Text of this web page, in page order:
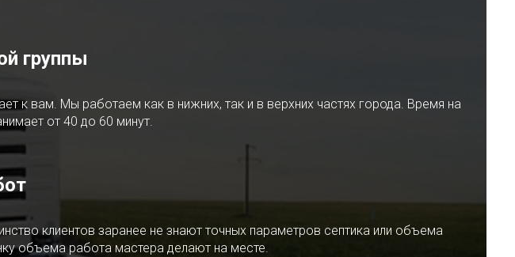
группы
к вам. Мы работаем как в нижних, так и в верхних частях города. Время на
от 40 до 60 минут.
клиентов заранее не знают точных параметров септика или объема
объема работа мастера делают на месте.